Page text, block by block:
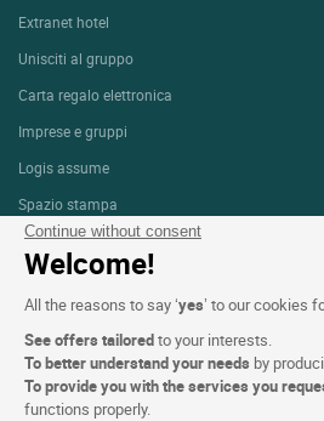
Continue without consent
Welcome!
All the reasons to say ‘yes’ to our cookies
See offers tailoredto your interests.
To better understand your needs by
To provide you with the services you
functions properly.
Extranet hotel
Unisciti al gruppo
Carta regalo elettronica
Imprese e gruppi
Logis assume
Spazio stampa
Protezione dei dati personali (RGPD)
Impostazioni dei cookie